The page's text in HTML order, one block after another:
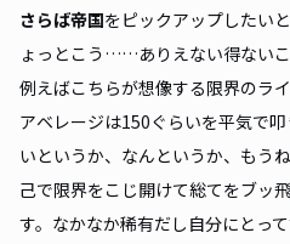
さらば帝国をピックアップしたい
ょっとこう……ありえない得ないこ
例えばこちらが想像する限界のラ
アベレージは150ぐらいを平気で
いというか、なんというか、もう
己で限界をこじ開けて総てをブッ
す。なかなか稀有だし自分にとっ